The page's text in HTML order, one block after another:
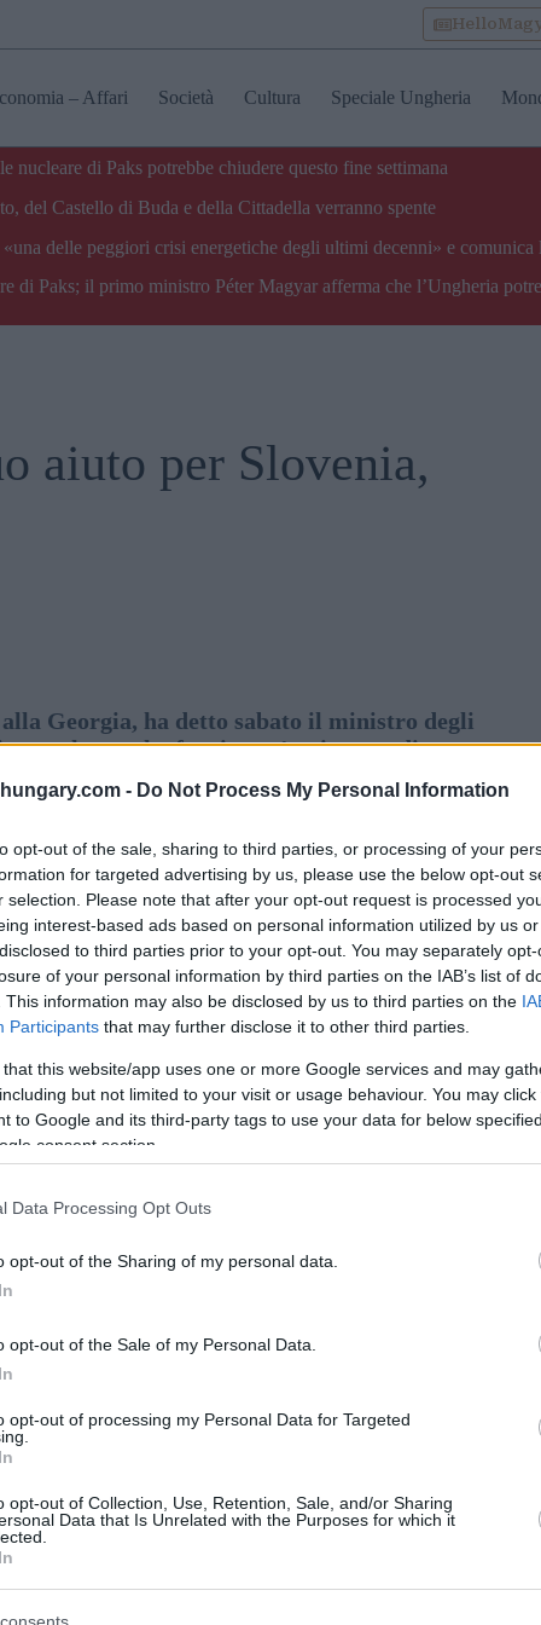
- Do Not Process My Personal Information
opt-out of the sale, sharing to third parties, or processing of your
for targeted advertising by us, please use the below opt-out
selection. Please note that after your opt-out request is processed
interest-based ads based on personal information utilized by us
to third parties prior to your opt-out. You may separately
of your personal information by third parties on the IAB’s list of
This information may also be disclosed by us to third parties on the
Participants that may further disclose it to other third parties.
that this website/app uses one or more Google services and may
but not limited to your visit or usage behaviour. You may
to Google and its third-party tags to use your data for below
consent section.
Data Processing Opt Outs
opt-out of the Sharing of my personal data.
opt-out of the Sale of my Personal Data.
opt-out of processing my Personal Data for Targeted
opt-out of Collection, Use, Retention, Sale, and/or Sharing
Data that Is Unrelated with the Purposes for which it
– Affari Società Cultura Speciale Ungheria
nucleare di Paks potrebbe chiudere questo fine settimana
del Castello di Buda e della Cittadella verranno spente
delle peggiori crisi energetiche degli ultimi decenni» e comunica
di Paks; il primo ministro Péter Magyar afferma che l’Ungheria
aiuto per Slovenia,
Georgia, ha detto sabato il ministro degli
ungherese ha fornito un’assistenza di
devastanti inondazioni in Slovenia, ha detto
meteorologiche estreme”, ha detto Péter
le inondazioni improvvise hanno gravi conseguenze
insolitamente forti hanno portato a una frana nella
o scomparse e la tempesta ha lasciato enormi danni,
e ha offerto assistenza ungherese in caso
l’offerta e ha detto che ci contatterà se le loro
le sue condoglianze per la
condoglianze in un telegramma inviato al
colpito la regione di Racha nel paese, ha detto
indirizzato a Shalva Papuashvili, Kövér si è detto
la regione durante la settimana, mietendo la
sentita simpatia e le sue sincere condoglianze ai
fornisce assistenza di
dalle inondazioni